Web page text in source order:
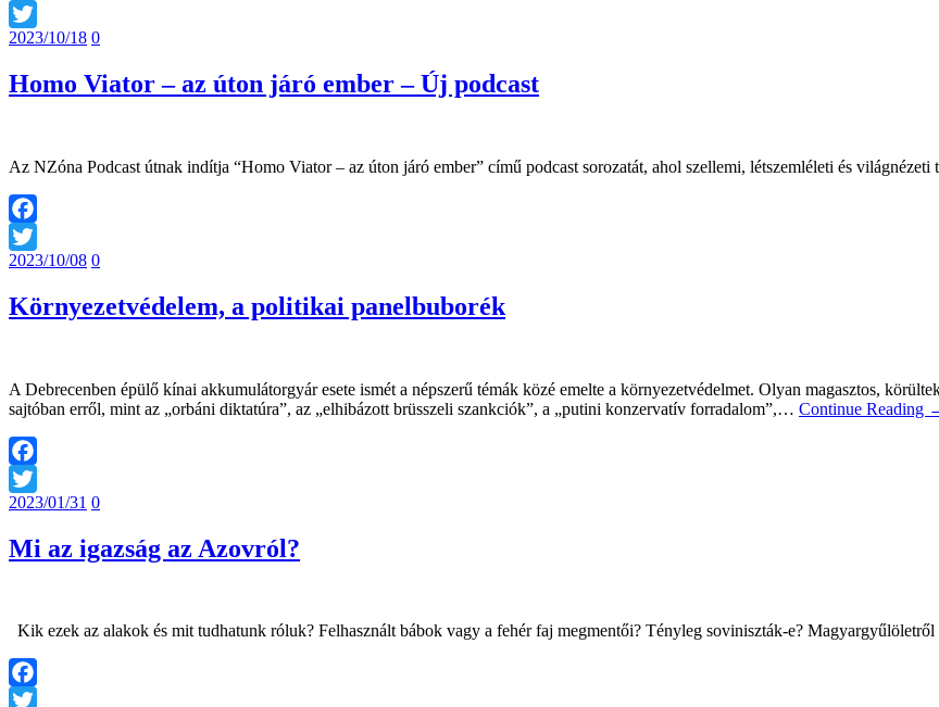
Facebook
Twitter
2023/10/18 0
Homo Viator – az úton járó ember – Új podcast
Az NZóna Podcast útnak indítja “Homo Viator – az úton járó ember” című podcast sorozatát, ahol szellemi, létszemléleti és világnézeti
Facebook
Twitter
2023/10/08 0
Környezetvédelem, a politikai panelbuborék
A Debrecenben épülő kínai akkumulátorgyár esete ismét a népszerű témák közé emelte a környezetvédelmet. Olyan magasztos,
sajtóban erről, mint az „orbáni diktatúra”, az „elhibázott brüsszeli szankciók”, a „putini konzervatív forradalom”,… Continue Reading
Facebook
Twitter
2023/01/31 0
Mi az igazság az Azovról?
Kik ezek az alakok és mit tudhatunk róluk? Felhasznált bábok vagy a fehér faj megmentői? Tényleg soviniszták-e? Magyargyűlöletről
Facebook